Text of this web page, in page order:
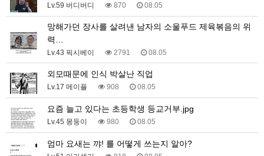
Lv.59 버디버디 870 08.05
망해가던 장사를 살려낸 남자의 소울푸드 제육볶음의 위
력…
Lv.43 픽시베이 2791 08.05
외모때문에 인식 박살난 직업
Lv.17 메이플 908 08.05
요즘 늘고 있다는 초등학생 등교거부.jpg
Lv.45 몽둥이 980 08.05
엄마 요새는 꺄! 를 어떻게 쓰는지 알아?